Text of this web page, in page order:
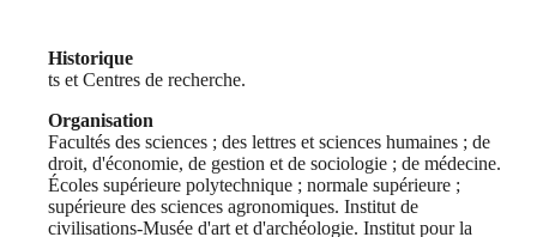
Historique
ts et Centres de recherche.
Organisation
Facultés des sciences ; des lettres et sciences humaines ; de
droit, d'économie, de gestion et de sociologie ; de médecine.
Écoles supérieure polytechnique ; normale supérieure ;
supérieure des sciences agronomiques. Institut de
civilisations-Musée d'art et d'archéologie. Institut pour la